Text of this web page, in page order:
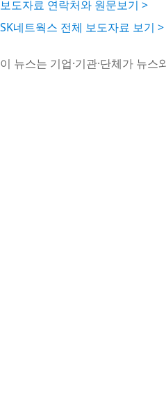
보도자료 연락처와 원문보기 >
SK네트웍스 전체 보도자료 보기 >
이 뉴스는 기업·기관·단체가 뉴